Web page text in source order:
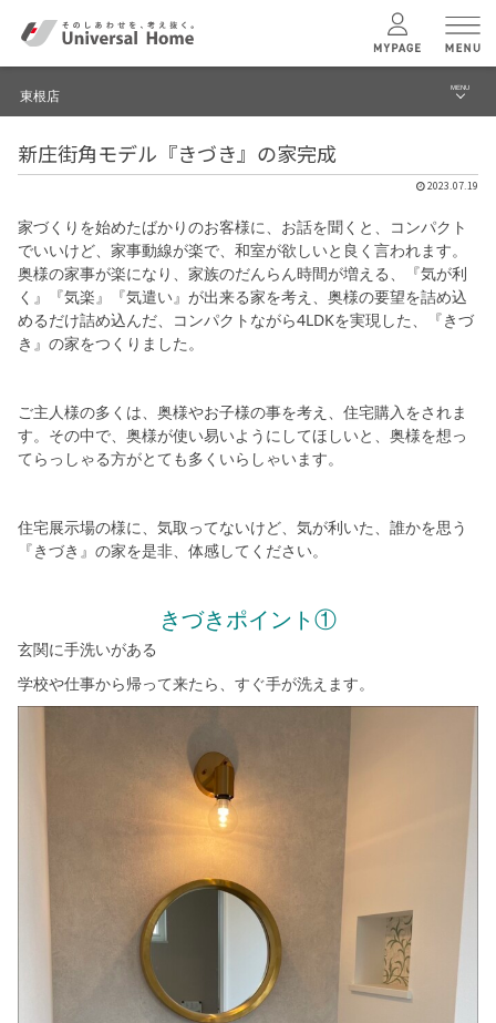
ユニバーサル ホームの特長
コンセプトプラン
テクノロジー
モデルハウス検索・見学予約
キャンペーン・ コラボ情報
家づくりの知識
企業情報
東根店 MENU
ブログ
イベント
モデルハウス見学予約
東根店 TOPへ
新庄街角モデル『きづき』の家完成
2023.07.19
家づくりを始めたばかりのお客様に、お話を聞くと、コンパクト
でいいけど、家事動線が楽で、和室が欲しいと良く言われます。
奥様の家事が楽になり、家族のだんらん時間が増える、『気が利
く』『気楽』『気遣い』が出来る家を考え、奥様の要望を詰め込
めるだけ詰め込んだ、コンパクトながら4LDKを実現した、『きづ
き』の家をつくりました。
ご主人様の多くは、奥様やお子様の事を考え、住宅購入をされま
す。その中で、奥様が使い易いようにしてほしいと、奥様を想っ
てらっしゃる方がとても多くいらしゃいます。
住宅展示場の様に、気取ってないけど、気が利いた、誰かを思う
『きづき』の家を是非、体感してください。
きづきポイント①
玄関に手洗いがある
学校や仕事から帰って来たら、すぐ手が洗えます。